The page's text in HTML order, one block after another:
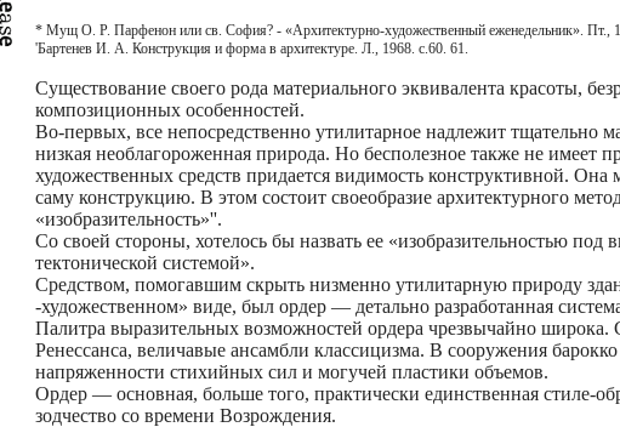
* Мущ О. Р. Парфенон или св. София? - «Архитектурно-художественный еженедельник». Пт.,
'Бартенев И. А. Конструкция и форма в архитектуре. Л., 1968. с.60. 61.
Существование своего рода материального эквивалента красоты,
композиционных особенностей.
Во-первых, все непосредственно утилитарное надлежит тщательно
низкая необлагороженная природа. Но бесполезное также не имеет
художественных средств придается видимость конструктивной.
саму конструкцию. В этом состоит своеобразие архитектурного
«изобразительность»''.
Со своей стороны, хотелось бы назвать ее «изобразительностью
тектонической системой».
Средством, помогавшим скрыть низменно утилитарную природу
-художественном» виде, был ордер — детально разработанная
Палитра выразительных возможностей ордера чрезвычайно
Ренессанса, величавые ансамбли классицизма. В сооружения
напряженности стихийных сил и могучей пластики объемов.
Ордер — основная, больше того, практически единственная стиле-
зодчество со времени Возрождения.